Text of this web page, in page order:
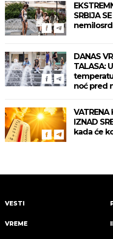
SRBIJA
DANAS
TALASA:
noć pred
VATRENA
IZNAD
kada će
VESTI
VREME